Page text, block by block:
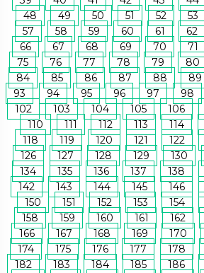
48
49 50 51 52 53
57
58 59 60 61 62
66
67 68 69 70 71
75
76 77 78 79 80
84
85 86 87 88 89
93
94 95 96 97 98
102
103 104 105 106
110
111 112 113 114
118
119 120 121 122
126
127 128 129 130
134
135 136 137 138
142
143 144 145 146
150
151 152 153 154
158
159 160 161 162
166
167 168 169 170
174
175 176 177 178
182
183 184 185 186